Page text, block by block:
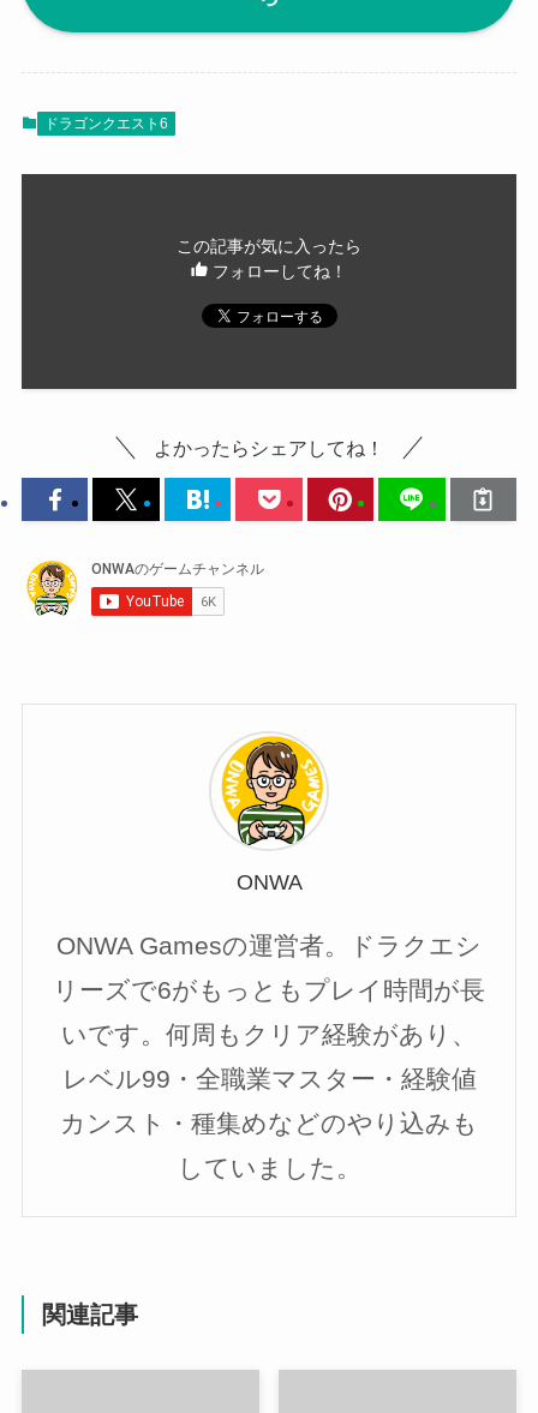
ドラゴンクエスト6
この記事が気に入ったら
フォローしてね！
よかったらシェアしてね！
ONWA
ONWA Gamesの運営者。ドラクエシ
リーズで6がもっともプレイ時間が長
いです。何周もクリア経験があり、
レベル99・全職業マスター・経験値
カンスト・種集めなどのやり込みも
していました。
関連記事